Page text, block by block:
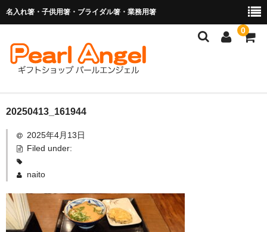
名入れ箸・子供用箸・ブライダル箸・業務用箸
0
商品を探す
お子様の入卒園に
業務用箸（食洗機対応）
20250413_161944
2025年4月13日
Filed under:
naito